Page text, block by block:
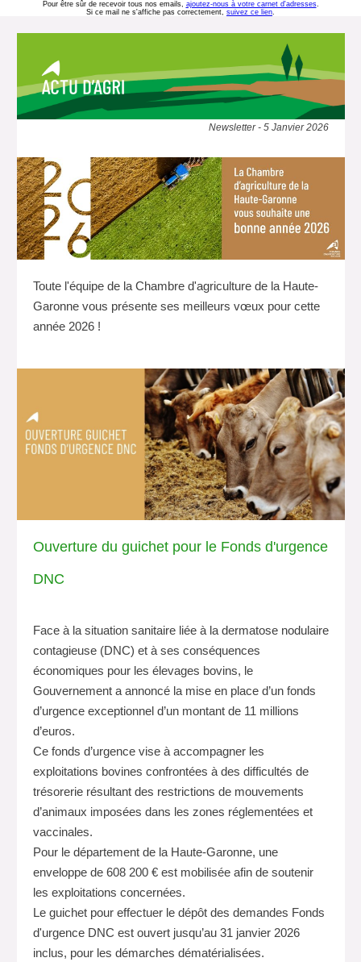
Pour être sûr de recevoir tous nos emails, ajoutez-nous à votre carnet d'adresses.
Si ce mail ne s'affiche pas correctement, suivez ce lien.
Newsletter - 5 Janvier 2026
Toute l'équipe de la Chambre d'agriculture de la Haute-
Garonne vous présente ses meilleurs vœux pour cette
année 2026 !
Ouverture du guichet pour le Fonds d'urgence
DNC
Face à la situation sanitaire liée à la dermatose nodulaire
contagieuse (DNC) et à ses conséquences
économiques pour les élevages bovins, le
Gouvernement a annoncé la mise en place d’un fonds
d’urgence exceptionnel d’un montant de 11 millions
d’euros.
Ce fonds d’urgence vise à accompagner les
exploitations bovines confrontées à des difficultés de
trésorerie résultant des restrictions de mouvements
d’animaux imposées dans les zones réglementées et
vaccinales.
Pour le département de la Haute-Garonne, une
enveloppe de 608 200 € est mobilisée afin de soutenir
les exploitations concernées.
Le guichet pour effectuer le dépôt des demandes Fonds
d'urgence DNC est ouvert jusqu’au 31 janvier 2026
inclus, pour les démarches dématérialisées.